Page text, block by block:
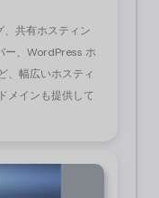
、共有ホスティン
ー、WordPress ホ
、幅広いホスティ
メインも提供して